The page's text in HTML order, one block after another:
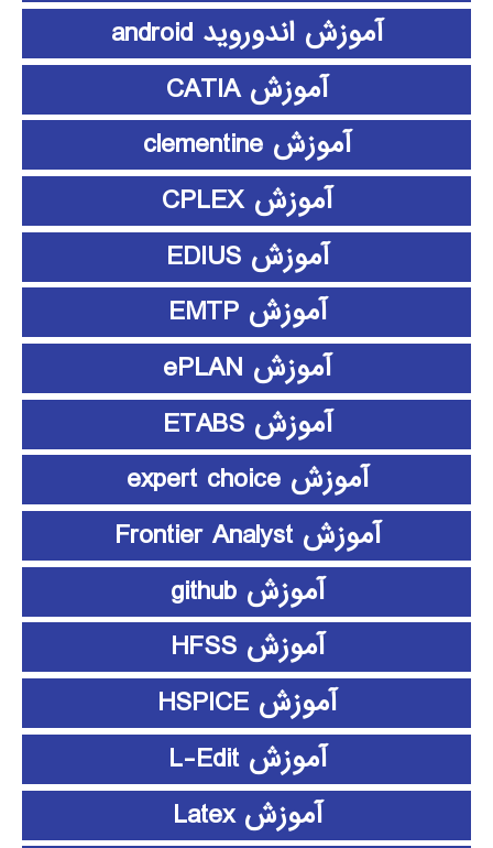
آموزش اندوروید android
آموزش CATIA
آموزش clementine
آموزش CPLEX
آموزش EDIUS
آموزش EMTP
آموزش ePLAN
آموزش ETABS
آموزش expert choice
آموزش Frontier Analyst
آموزش github
آموزش HFSS
آموزش HSPICE
آموزش L-Edit
آموزش Latex